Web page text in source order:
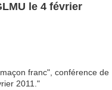
le 4 février